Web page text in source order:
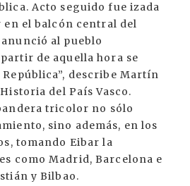
Acto seguido fue izada
el balcón central del
al pueblo
de aquella hora se
describe Martín
del País Vasco.
tricolor no sólo
sino además, en los
tomando Eibar la
como Madrid, Barcelona e
y Bilbao.